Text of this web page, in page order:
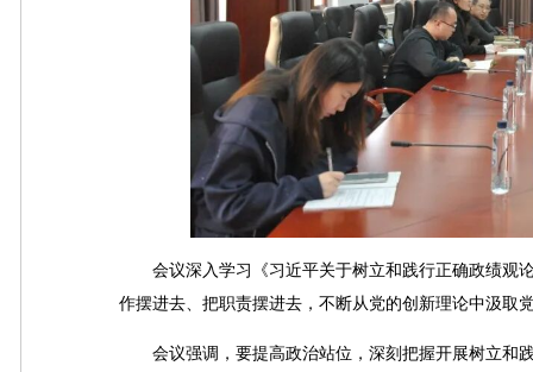
会议深入学习《习近平关于树立和践行正确政绩观
作摆进去、把职责摆进去，不断从党的创新理论中汲取
会议强调，要提高政治站位，深刻把握开展树立和